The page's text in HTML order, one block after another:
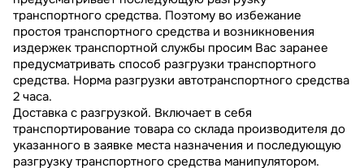
транспортного средства. Поэтому во избежание
простоя транспортного средства и возникновения
издержек транспортной службы просим Вас заранее
предусматривать способ разгрузки транспортного
средства. Норма разгрузки автотранспортного средства
2 часа.
Доставка с разгрузкой. Включает в себя
транспортирование товара со склада производителя до
указанного в заявке места назначения и последующую
разгрузку транспортного средства манипулятором.